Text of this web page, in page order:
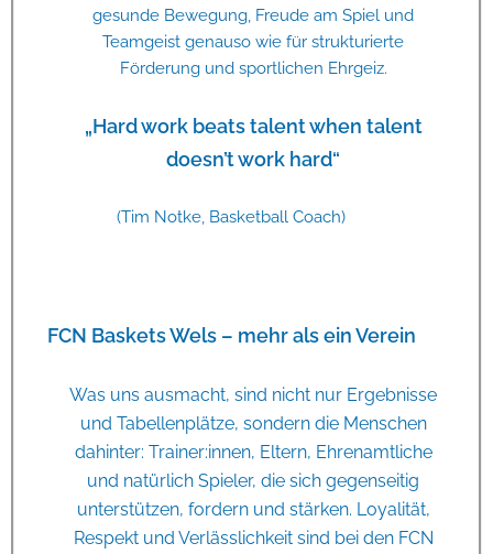
gesunde Bewegung, Freude am Spiel und
Teamgeist genauso wie für strukturierte
Förderung und sportlichen Ehrgeiz.
„Hard work beats talent when talent
doesn’t work hard“
(Tim Notke, Basketball Coach)
FCN Baskets Wels – mehr als ein Verein
Was uns ausmacht, sind nicht nur Ergebnisse
und Tabellenplätze, sondern die Menschen
dahinter: Trainer:innen, Eltern, Ehrenamtliche
und natürlich Spieler, die sich gegenseitig
unterstützen, fordern und stärken. Loyalität,
Respekt und Verlässlichkeit sind bei den FCN